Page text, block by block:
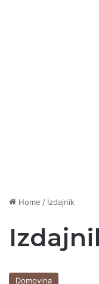
Home / Izdajnik
Domovina